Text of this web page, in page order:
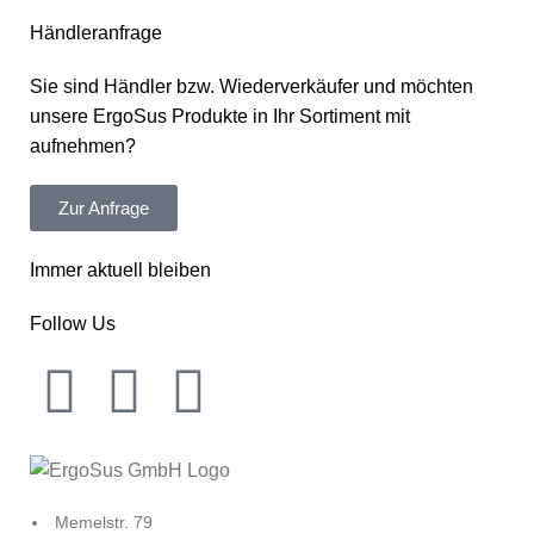
Händleranfrage
Sie sind Händler bzw. Wiederverkäufer und möchten
unsere ErgoSus Produkte in Ihr Sortiment mit
aufnehmen?
Zur Anfrage
Immer aktuell bleiben
Follow Us
Memelstr. 79